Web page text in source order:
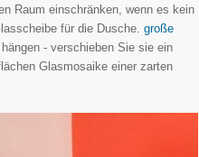
Raum einschränken, wenn es kein
für die Dusche. große
- verschieben Sie sie ein
Glasmosaike einer zarten